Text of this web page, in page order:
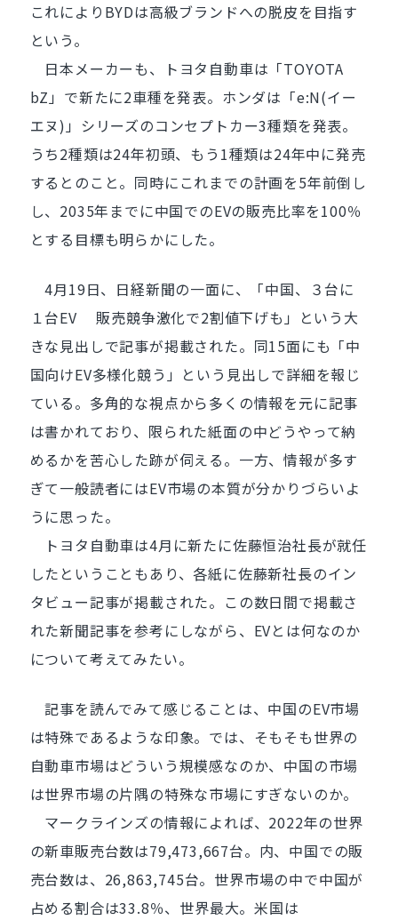
これによりBYDは高級ブランドへの脱皮を目指す
という。
日本メーカーも、トヨタ自動車は「TOYOTA
bZ」で新たに2車種を発表。ホンダは「e:N(イー
エヌ)」シリーズのコンセプトカー3種類を発表。
うち2種類は24年初頭、もう1種類は24年中に発売
するとのこと。同時にこれまでの計画を5年前倒し
し、2035年までに中国でのEVの販売比率を100％
とする目標も明らかにした。
4月19日、日経新聞の一面に、「中国、３台に
１台EV 販売競争激化で2割値下げも」という大
きな見出しで記事が掲載された。同15面にも「中
国向けEV多様化競う」という見出しで詳細を報じ
ている。多角的な視点から多くの情報を元に記事
は書かれており、限られた紙面の中どうやって納
めるかを苦心した跡が伺える。一方、情報が多す
ぎて一般読者にはEV市場の本質が分かりづらいよ
うに思った。
トヨタ自動車は4月に新たに佐藤恒治社長が就任
したということもあり、各紙に佐藤新社長のイン
タビュー記事が掲載された。この数日間で掲載さ
れた新聞記事を参考にしながら、EVとは何なのか
について考えてみたい。
記事を読んでみて感じることは、中国のEV市場
は特殊であるような印象。では、そもそも世界の
自動車市場はどういう規模感なのか、中国の市場
は世界市場の片隅の特殊な市場にすぎないのか。
マークラインズの情報によれば、2022年の世界
の新車販売台数は79,473,667台。内、中国での販
売台数は、26,863,745台。世界市場の中で中国が
占める割合は33.8％、世界最大。米国は